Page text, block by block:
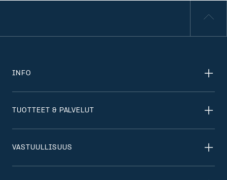
INFO
TUOTTEET & PALVELUT
VASTUULLISUUS